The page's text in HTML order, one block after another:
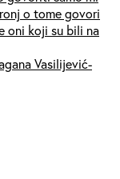
o tome govori
oni koji su bili na
Vasilijević-